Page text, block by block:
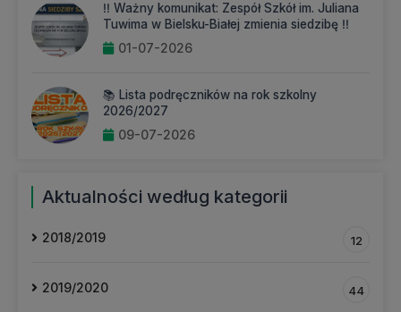
‼️ Ważny komunikat: Zespół Szkół im. Juliana
Tuwima w Bielsku-Białej zmienia siedzibę ‼️
01-07-2026
📚 Lista podręczników na rok szkolny
2026/2027
09-07-2026
Aktualności według kategorii
2018/2019 12
2019/2020 44